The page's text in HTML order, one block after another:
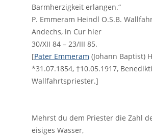
Barmherzigkeit erlangen.“
P. Emmeram Heindl O.S.B.
Andechs, in Cur hier
30/XII 84 – 23/III 85.
[Pater Emmeram (Johann Baptist)
*31.07.1854, †10.05.1917,
Wallfahrtspriester.]
Mehrst du dem Priester die Zahl
eisiges Wasser,